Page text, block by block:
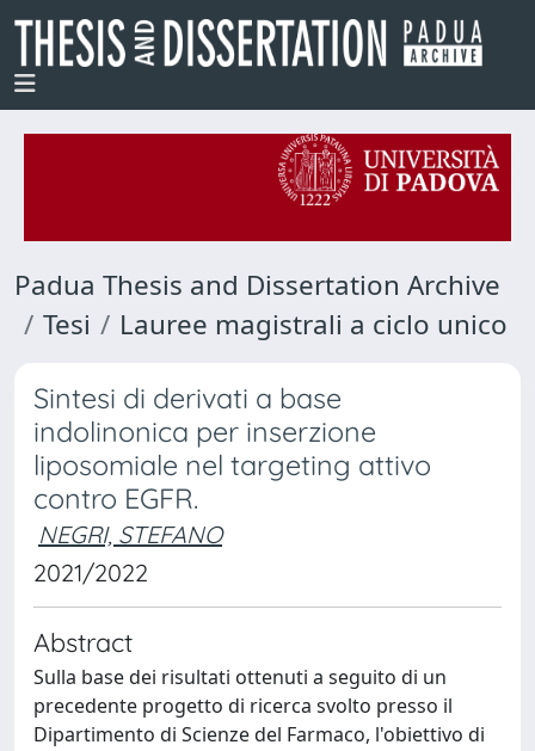
Padua Thesis and Dissertation Archive
Tesi
Lauree magistrali a ciclo unico
Sintesi di derivati a base
indolinonica per inserzione
liposomiale nel targeting attivo
contro EGFR.
NEGRI, STEFANO
2021/2022
Abstract
Sulla base dei risultati ottenuti a seguito di un
precedente progetto di ricerca svolto presso il
Dipartimento di Scienze del Farmaco, l'obiettivo di